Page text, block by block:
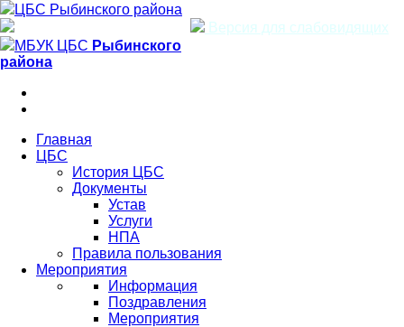
ЦБС Рыбинского района
Версия для слабовидящих
МБУК ЦБС Рыбинского
района
Главная
ЦБС
История ЦБС
Документы
Устав
Услуги
НПА
Правила пользования
Мероприятия
Информация
Поздравления
Мероприятия